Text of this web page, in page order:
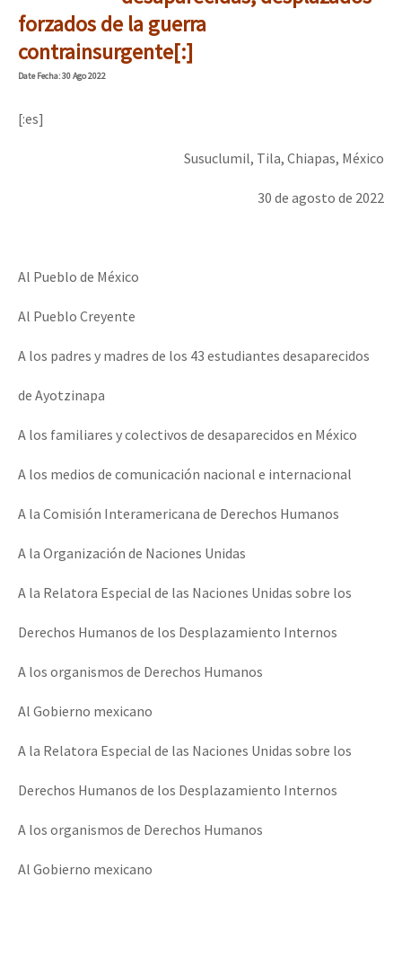
Mundo
EZLN
La Sexta
AutonomÍa y Resistencia
Niñxs
ETIQUETAS
MULTIMEDIA
Audio
Semillero Guerra contra la Humanidad. (Las poblaciones y
la naturaleza bajo asedio)
Libros para descargar
forzados de la guerra
contrainsurgente[:]
DateFecha: 30 Ago 2022
[:es]
Susuclumil, Tila, Chiapas, México
30 de agosto de 2022
Al Pueblo de México
Al Pueblo Creyente
A los padres y madres de los 43 estudiantes desaparecidos
de Ayotzinapa
A los familiares y colectivos de desaparecidos en México
A los medios de comunicación nacional e internacional
A la Comisión Interamericana de Derechos Humanos
A la Organización de Naciones Unidas
A la Relatora Especial de las Naciones Unidas sobre los
Derechos Humanos de los Desplazamiento Internos
A los organismos de Derechos Humanos
Al Gobierno mexicano
A la Relatora Especial de las Naciones Unidas sobre los
Derechos Humanos de los Desplazamiento Internos
A los organismos de Derechos Humanos
Al Gobierno mexicano